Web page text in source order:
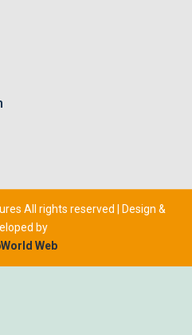
All rights reserved | Design &
by
Web